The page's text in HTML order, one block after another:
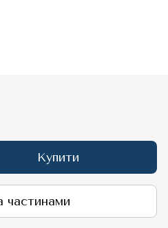
Купити
частинами